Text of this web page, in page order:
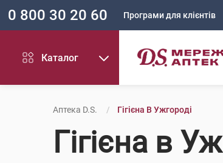
0 800 30 20 60 Програми для клієнтів
Каталог
Аптека D.S. Гігієна В Ужгороді
Гігієна в